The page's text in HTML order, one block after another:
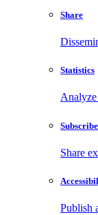
Share
Statistics
Analyze
Share
Publish